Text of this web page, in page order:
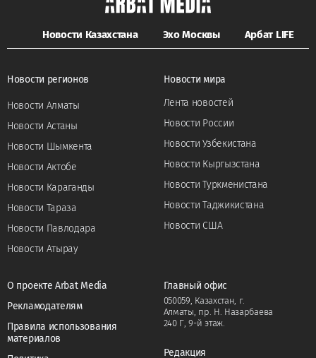
Новости Казахстана Эхо Москвы Арбат LIFE
Новости регионов
Новости Алматы
Новости Астаны
Новости Шымкента
Новости Актобе
Новости Караганды
Новости Тараза
Новости Павлодара
Новости Атырау
Новости мира
Лента новостей
Новости России
Новости Узбекистана
Новости Кыргызстана
Новости Туркменистана
Новости Таджикистана
Новости США
О проекте Arbat Media
Рекламодателям
Правила использования
материалов
Главный офис
050059, Казахстан, г.
Алматы, пр. Н. Назарбаева
240 Г, 9-й этаж.
Редакция